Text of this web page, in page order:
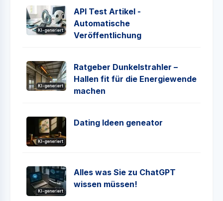
KI-generiert
API Test Artikel -
Automatische
Veröffentlichung
KI-generiert
Ratgeber Dunkelstrahler –
Hallen fit für die Energiewende
machen
KI-generiert
Dating Ideen geneator
KI-generiert
Alles was Sie zu ChatGPT
wissen müssen!